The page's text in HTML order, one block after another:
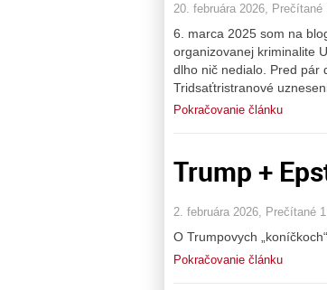
20. februára 2026, Prečítané
6. marca 2025 som na
organizovanej kriminalite
dlho nič nedialo. Pred pár
Tridsaťtristranové
Pokračovanie článku
Trump +
2. februára 2026, Prečítané
O Trumpovych
Pokračovanie článku